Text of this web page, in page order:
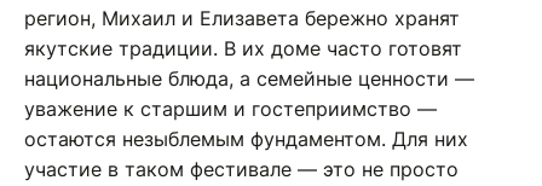
регион, Михаил и Елизавета бережно хранят
якутские традиции. В их доме часто готовят
национальные блюда, а семейные ценности —
уважение к старшим и гостеприимство —
остаются незыблемым фундаментом. Для них
участие в таком фестивале — это не просто